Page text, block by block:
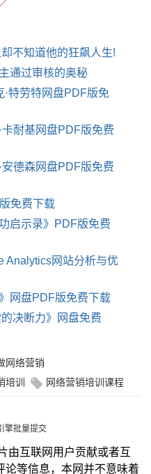
不知道他的狂飙人生!
通过审核的奥秘
·特劳特网盘PDF版免
卡耐基网盘PDF版免费
安德森网盘PDF版免费
免费下载
启示录》PDF版免费
Analytics网站分析与优
网盘PDF版免费下载
决断力》网盘免费
网络营销
培训 网络营销培训课程
擎批量提交
由互联网用户贡献或者互
论等信息，本网并不意味着